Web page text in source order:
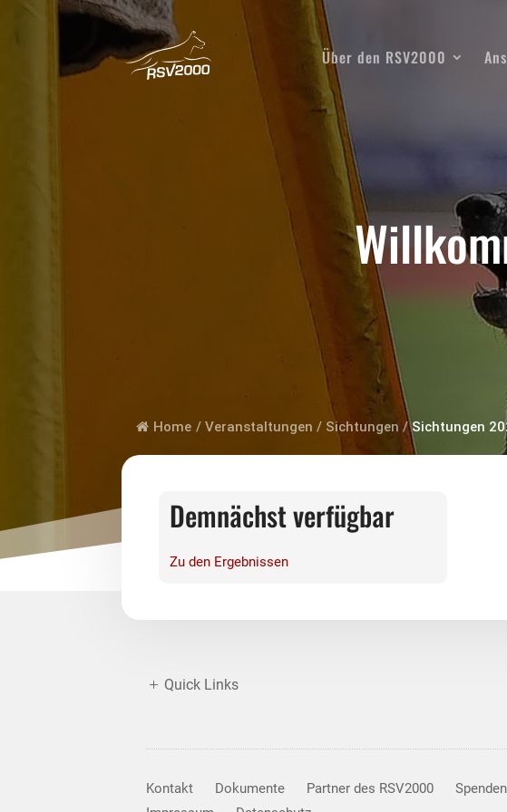
Über den RSV2000
Home / Veranstaltungen / Sichtungen / Sichtungen
Demnächst verfügbar
Zu den Ergebnissen
Quick Links
Kontakt Dokumente Partner des RSV2000 Spenden